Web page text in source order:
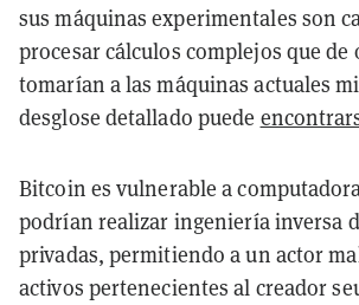
sus máquinas experimentales son
procesar cálculos complejos que de
tomarían a las máquinas actuales
desglose detallado puede
Bitcoin es vulnerable a
podrían realizar ingeniería inversa
privadas, permitiendo a un actor
activos pertenecientes al creador